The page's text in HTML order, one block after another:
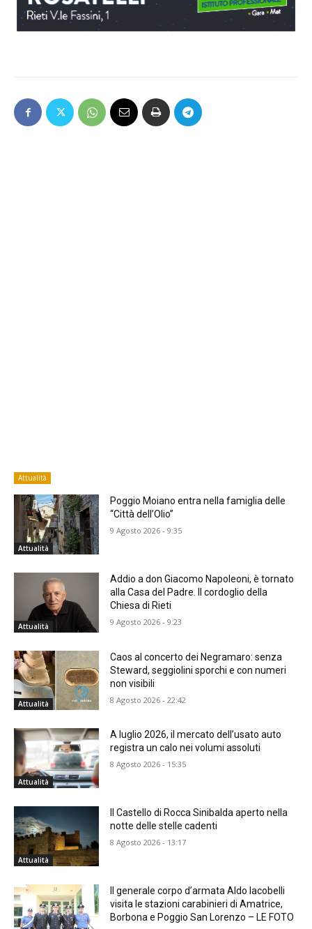
Attualità
Attualità
Poggio Moiano entra nella famiglia delle
“Città dell’Olio”
9 Agosto 2026 - 9:35
Attualità
Addio a don Giacomo Napoleoni, è tornato
alla Casa del Padre. Il cordoglio della
Chiesa di Rieti
9 Agosto 2026 - 9:23
Attualità
Caos al concerto dei Negramaro: senza
Steward, seggiolini sporchi e con numeri
non visibili
8 Agosto 2026 - 22:42
Attualità
A luglio 2026, il mercato dell’usato auto
registra un calo nei volumi assoluti
8 Agosto 2026 - 15:35
Attualità
Il Castello di Rocca Sinibalda aperto nella
notte delle stelle cadenti
8 Agosto 2026 - 13:17
Il generale corpo d’armata Aldo Iacobelli
visita le stazioni carabinieri di Amatrice,
Borbona e Poggio San Lorenzo – LE FOTO